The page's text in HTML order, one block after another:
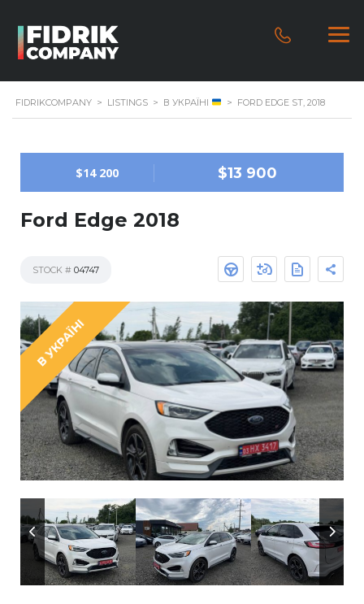
FIDRIKCOMPANY > LISTINGS > В УКРАЇНІ > FORD EDGE ST, 2018
$14 200 $13 900
Ford Edge 2018
STOCK # 04747
В УКРАЇНІ